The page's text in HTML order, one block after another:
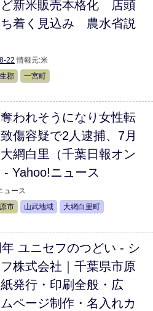
新米販売本格化 店頭
着く見込み 農水省説
22 情報元:米
郡 一宮町
われそうになり女性転
傷容疑で2人逮捕、7月
網白里（千葉日報オン
- Yahoo!ニュース
ュース
市 山武地域 大網白里町
ユニセフのつどい - シ
株式会社｜千葉県市原
発行・印刷全般・広
ページ制作・名入れカ